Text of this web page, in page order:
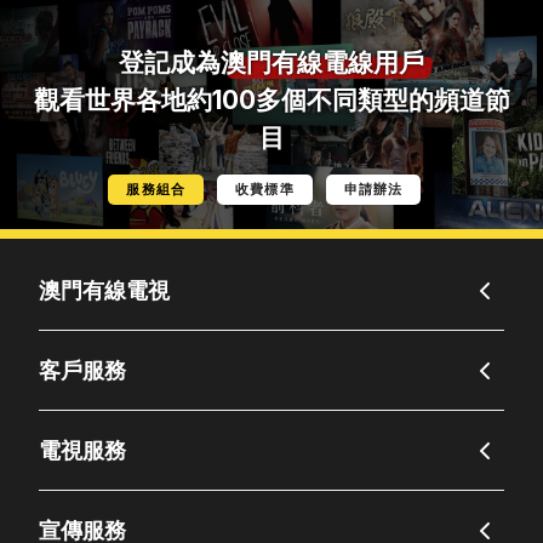
登記成為澳門有線電線用戶
觀看世界各地約100多個不同類型的頻道節
目
服務組合 收費標準 申請辦法
澳門有線電視
客戶服務
電視服務
宣傳服務